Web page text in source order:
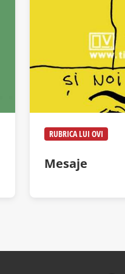
RUBRICA LUI OVI
Mesaje